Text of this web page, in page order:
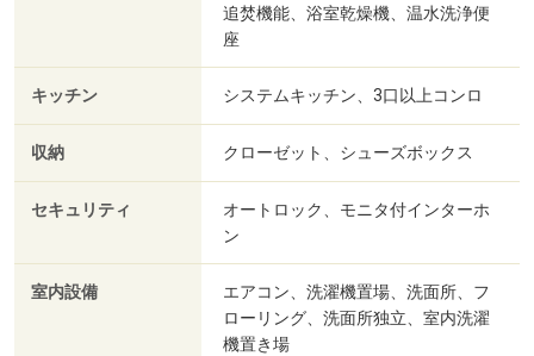
追焚機能、浴室乾燥機、温水洗浄便
座
キッチン システムキッチン、3口以上コンロ
収納 クローゼット、シューズボックス
セキュリティ
オートロック、モニタ付インターホ
ン
室内設備
エアコン、洗濯機置場、洗面所、フ
ローリング、洗面所独立、室内洗濯
機置き場